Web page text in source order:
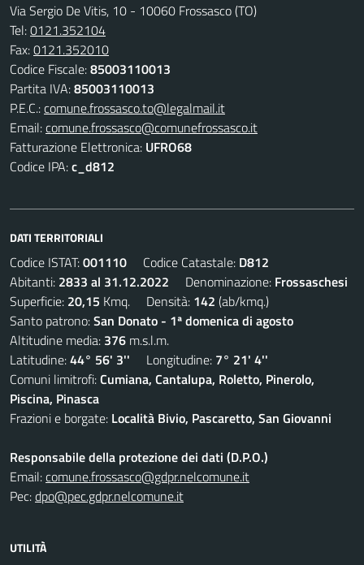
Via Sergio De Vitis, 10 - 10060 Frossasco (TO)
Tel:0121.352104
Fax:0121.352010
Codice Fiscale:85003110013
Partita IVA:85003110013
P.E.C.:comune.frossasco.to@legalmail.it
Email:comune.frossasco@comunefrossasco.it
Fatturazione Elettronica: UFRO68
Codice IPA:c_d812
DATI TERRITORIALI
Codice ISTAT:001110 Codice Catastale: D812
Abitanti: 2833 al 31.12.2022 Denominazione: Frossaschesi
Superficie: 20,15 Kmq. Densità: 142 (ab/kmq.)
Santo patrono:San Donato - 1ª domenica di agosto
Altitudine media: 376 m.s.l.m.
Latitudine:44° 56' 3'' Longitudine: 7° 21' 4''
Comuni limitrofi:Cumiana, Cantalupa, Roletto, Pinerolo,
Piscina, Pinasca
Frazioni e borgate: Località Bivio, Pascaretto, San Giovanni
Responsabile della protezione dei dati (D.P.O.)
Email:comune.frossasco@gdpr.nelcomune.it
Pec:dpo@pec.gdpr.nelcomune.it
UTILITÀ